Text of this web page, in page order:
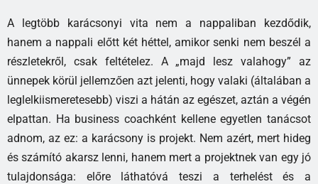
A legtöbb karácsonyi vita nem a nappaliban kezdődik,
hanem a nappali előtt két héttel, amikor senki nem beszél a
részletekről, csak feltételez. A „majd lesz valahogy” az
ünnepek körül jellemzően azt jelenti, hogy valaki (általában a
leglelkiismeretesebb) viszi a hátán az egészet, aztán a végén
elpattan. Ha business coachként kellene egyetlen tanácsot
adnom, az ez: a karácsony is projekt. Nem azért, mert hideg
és számító akarsz lenni, hanem mert a projektnek van egy jó
tulajdonsága: előre láthatóvá teszi a terhelést és a